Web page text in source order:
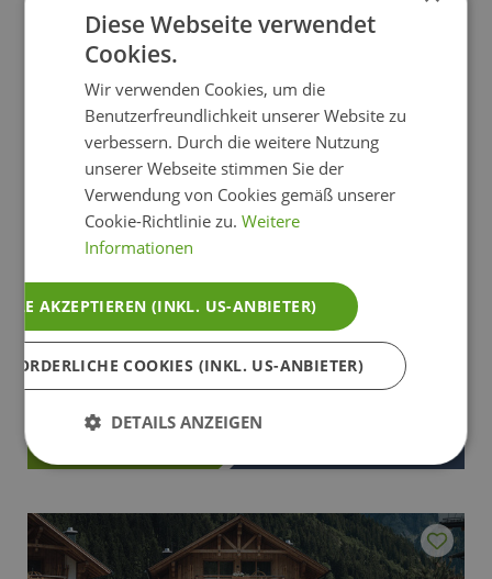
Chalet
Trattlers Hof-Chalets
Kleinkirchheim in den Trattlers Hof-Chalets.
Diese liegen mitten in den Kärntner
Nockbergen und bieten den idealen
Ausgangspunkt für entspannte Spaziergäng
Diese Webseite verwendet
Cookies.
Wir verwenden Cookies, um die
Benutzerfreundlichkeit unserer Website zu
verbessern. Durch die weitere Nutzung
unserer Webseite stimmen Sie der
Verwendung von Cookies gemäß unserer
Cookie-Richtlinie zu.Weitere
Informationen
AKZEPTIEREN (INKL. US-ANBIETER)
COOKIES (INKL. US-ANBIETER)
DETAILS ANZEIGEN